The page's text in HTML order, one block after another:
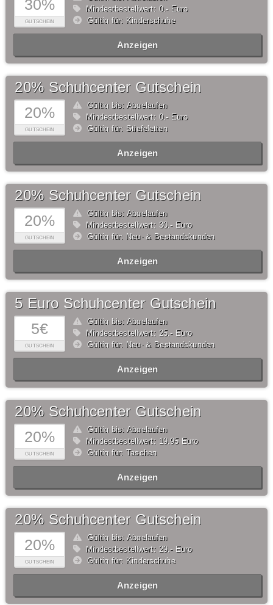
30%
GUTSCHEIN
Mindestbestellwert: 0,- Euro
Gültig für: Kinderschuhe
Anzeigen
20%
GUTSCHEIN
20% Schuhcenter Gutschein
Gültig bis: Abgelaufen
Mindestbestellwert: 0,- Euro
Gültig für: Stiefeletten
Anzeigen
20%
GUTSCHEIN
20% Schuhcenter Gutschein
Gültig bis: Abgelaufen
Mindestbestellwert: 30,- Euro
Gültig für: Neu- & Bestandskunden
Anzeigen
5€
GUTSCHEIN
5 Euro Schuhcenter Gutschein
Gültig bis: Abgelaufen
Mindestbestellwert: 25,- Euro
Gültig für: Neu- & Bestandskunden
Anzeigen
20%
GUTSCHEIN
20% Schuhcenter Gutschein
Gültig bis: Abgelaufen
Mindestbestellwert: 19,95 Euro
Gültig für: Taschen
Anzeigen
20%
GUTSCHEIN
20% Schuhcenter Gutschein
Gültig bis: Abgelaufen
Mindestbestellwert: 29,- Euro
Gültig für: Kinderschuhe
Anzeigen